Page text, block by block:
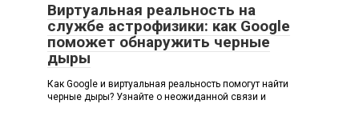
Виртуальная реальность на
службе астрофизики: как Google
поможет обнаружить черные
дыры
Как Google и виртуальная реальность помогут найти
черные дыры? Узнайте о неожиданной связи и